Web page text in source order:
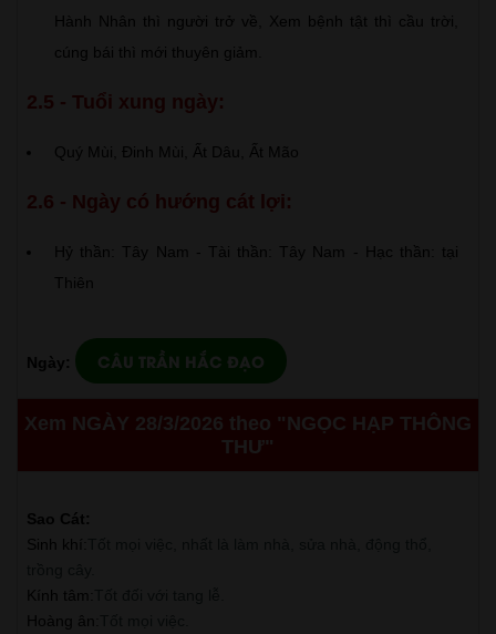
Hành Nhân thì người trở về, Xem bệnh tật thì cầu trời,
cúng bái thì mới thuyên giảm.
2.5 - Tuổi xung ngày:
Quý Mùi, Đinh Mùi, Ất Dâu, Ất Mão
2.6 - Ngày có hướng cát lợi:
Hỷ thần: Tây Nam - Tài thần: Tây Nam - Hạc thần: tại
Thiên
Ngày: CÂU TRẦN HẮC ĐẠO
Xem NGÀY 28/3/2026 theo "NGỌC HẠP THÔNG
THƯ"
Sao Cát:
Sinh khí
Kính tâm
Hoàng ân